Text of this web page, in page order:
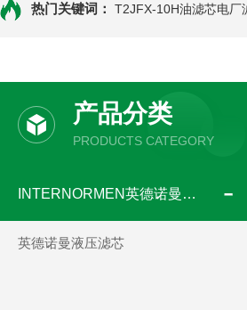
热门关键词： T2JFX-10H油滤芯电厂
产品分类
PRODUCTS CATEGORY
INTERNORMEN英德诺曼滤芯
英德诺曼液压滤芯